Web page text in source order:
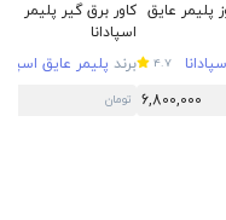
پلیمر عایق
4.7
6,800,000
کاور برق گیر پلیمر
اسپادانا
برند پلیمر عایق
تومان